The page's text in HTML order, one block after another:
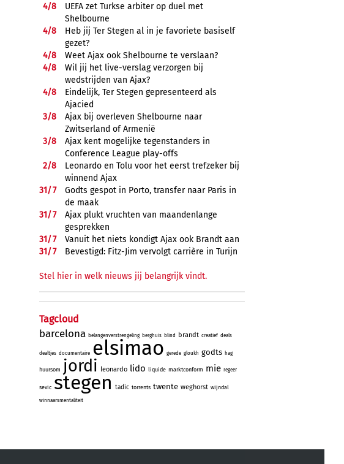
4/8
UEFA zet Turkse arbiter op duel met
Shelbourne
4/8
Heb jij Ter Stegen al in je favoriete basiself
gezet?
4/8
Weet Ajax ook Shelbourne te verslaan?
4/8
Wil jij het live-verslag verzorgen bij
wedstrijden van Ajax?
4/8
Eindelijk, Ter Stegen gepresenteerd als
Ajacied
3/8
Ajax bij overleven Shelbourne naar
Zwitserland of Armenië
3/8
Ajax kent mogelijke tegenstanders in
Conference League play-offs
2/8
Leonardo en Tolu voor het eerst trefzeker bij
winnend Ajax
31/7
Godts gespot in Porto, transfer naar Paris in
de maak
31/7
Ajax plukt vruchten van maandenlange
gesprekken
31/7
Vanuit het niets kondigt Ajax ook Brandt aan
31/7 Bevestigd: Fitz-Jim vervolgt carrière in Turijn
Stel hier in welk nieuws jij belangrijk vindt.
Tagcloud
barcelona belangenverstrengeling berghuis blind brandt creatief deals
dealtjes documentaire elsimao gerede gloukh godts hag
huursom jordi leonardo lido liquide marktconform mie regeer
sevic stegen tadic torrents twente weghorst wijndal
winnaarsmentaliteit